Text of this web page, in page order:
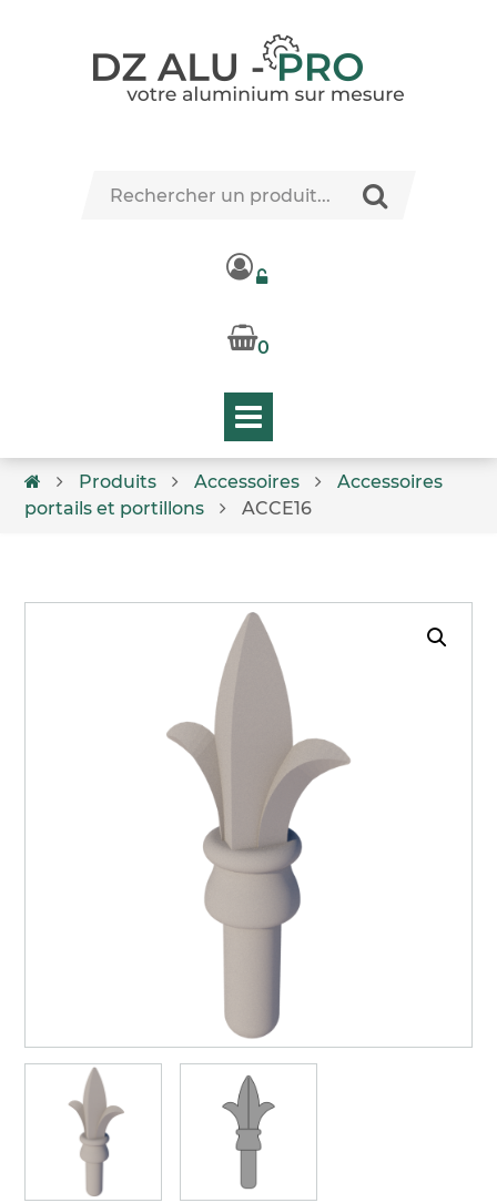
0
Produits Accessoires
Accessoires
portails et portillons
ACCE16